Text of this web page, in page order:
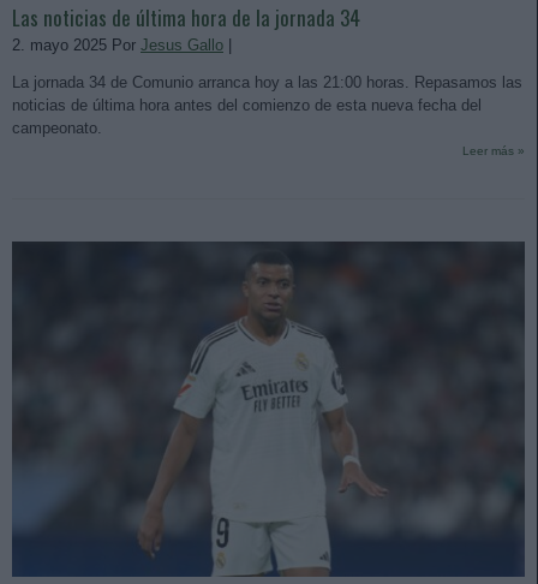
Las noticias de última hora de la jornada 34
2. mayo 2025 Por Jesus Gallo
La jornada 34 de Comunio arranca hoy a las 21:00 horas. Repasamos las
noticias de última hora antes del comienzo de esta nueva fecha del
campeonato.
Leer más »